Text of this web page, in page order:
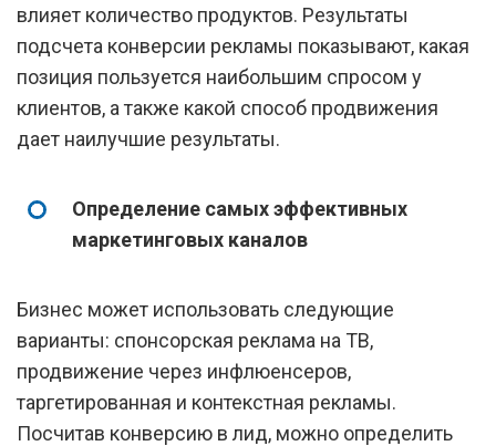
влияет количество продуктов. Результаты
подсчета конверсии рекламы показывают, какая
позиция пользуется наибольшим спросом у
клиентов, а также какой способ продвижения
дает наилучшие результаты.
Определение самых эффективных
маркетинговых каналов
Бизнес может использовать следующие
варианты: спонсорская реклама на ТВ,
продвижение через инфлюенсеров,
таргетированная и контекстная рекламы.
Посчитав конверсию в лид, можно определить